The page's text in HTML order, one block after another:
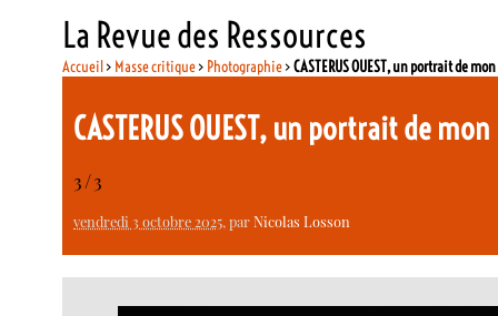
La Revue des Ressources
Accueil> Masse critique> Photographie>CASTERUS OUEST, un portrait de
CASTERUS OUEST, un portrait de
3/3
vendredi 3 octobre 2025, parNicolas Losson